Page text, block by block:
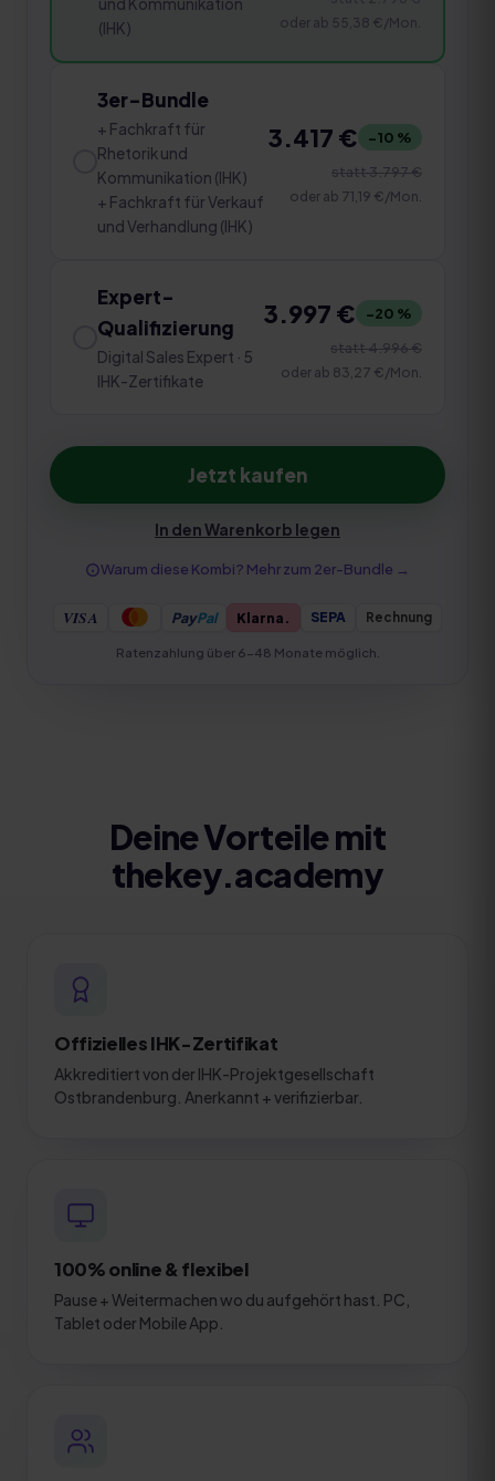
und Kommunikation
(IHK)
oder ab 55,38 € /Mon.
3er-Bundle
+ Fachkraft für
Rhetorik und
Kommunikation (IHK)
+ Fachkraft für Verkauf
und Verhandlung (IHK)
3.417 € −10 %
statt3.797 €
oder ab 71,19 € /Mon.
Expert-
Qualifizierung
Digital Sales Expert · 5
IHK-Zertifikate
3.997 € −20 %
statt4.996 €
oder ab 83,27 € /Mon.
Jetzt kaufen
In den Warenkorb legen
Warum diese Kombi? Mehr zum 2er-Bundle →
VISA PayPal Klarna. SEPA Rechnung
Ratenzahlung über 6–48 Monate möglich.
Deine Vorteile mit
thekey.academy
Offizielles IHK-Zertifikat
Akkreditiert von der IHK-Projektgesellschaft
Ostbrandenburg. Anerkannt + verifizierbar.
100% online & flexibel
Pause + Weitermachen wo du aufgehört hast. PC,
Tablet oder Mobile App.